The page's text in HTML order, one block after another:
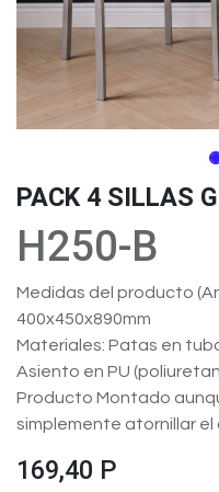
PACK 4 SILLAS
H250-B
Medidas del producto
400x450x890mm
Materiales: Patas en
Asiento en PU
Producto Montado
simplemente atornillar el
169,40 P